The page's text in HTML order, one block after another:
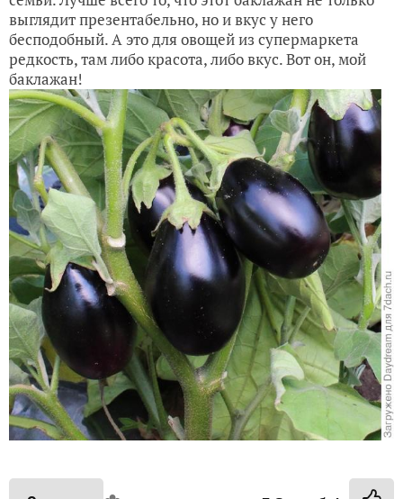
выглядит презентабельно, но и вкус у него
бесподобный. А это для овощей из супермаркета
редкость, там либо красота, либо вкус. Вот он, мой
баклажан!